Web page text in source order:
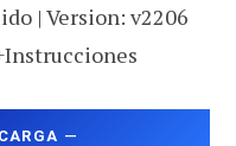
| Version: v2206
—